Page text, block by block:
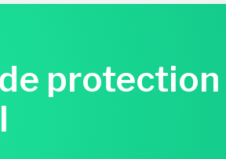
protection